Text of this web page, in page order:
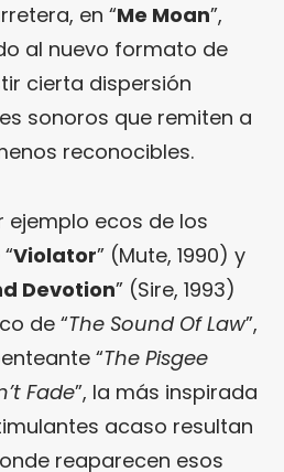
en “Me Moan”,
al nuevo formato de
cierta dispersión
sonoros que remiten a
reconocibles.
ejemplo ecos de los
Violator” (Mute, 1990) y
Devotion” (Sire, 1993)
de “The Sound Of Law”,
“The Pisgee
Fade”, la más inspirada
acaso resultan
reaparecen esos